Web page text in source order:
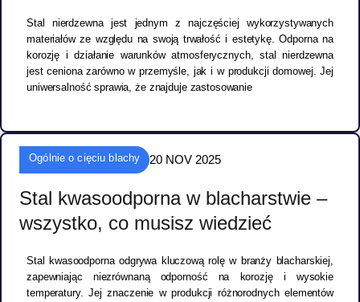
Stal nierdzewna jest jednym z najczęściej wykorzystywanych
materiałów ze względu na swoją trwałość i estetykę. Odporna na
korozję i działanie warunków atmosferycznych, stal nierdzewna
jest ceniona zarówno w przemyśle, jak i w produkcji domowej. Jej
uniwersalność sprawia, że znajduje zastosowanie
Ogólnie o cięciu blachy 20 NOV 2025
Stal kwasoodporna w blacharstwie –
wszystko, co musisz wiedzieć
Stal kwasoodporna odgrywa kluczową rolę w branży blacharskiej,
zapewniając niezrównaną odporność na korozję i wysokie
temperatury. Jej znaczenie w produkcji różnorodnych elementów